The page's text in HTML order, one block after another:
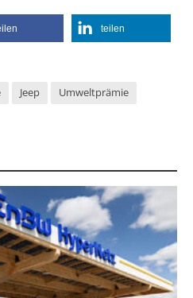
teilen
Jeep
Umweltprämie